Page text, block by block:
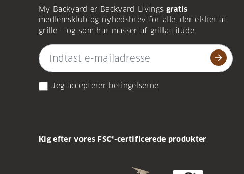
My Backyard er Backyard Livings gratis
medlemsklub og nyhedsbrev for alle, der elsker at
grille – og som har masser af grillattitude.
arrow_forward
Jeg accepterer betingelserne
Kig efter vores FSC®-certificerede produkter